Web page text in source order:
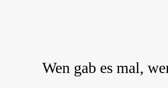
Wen gab es mal,